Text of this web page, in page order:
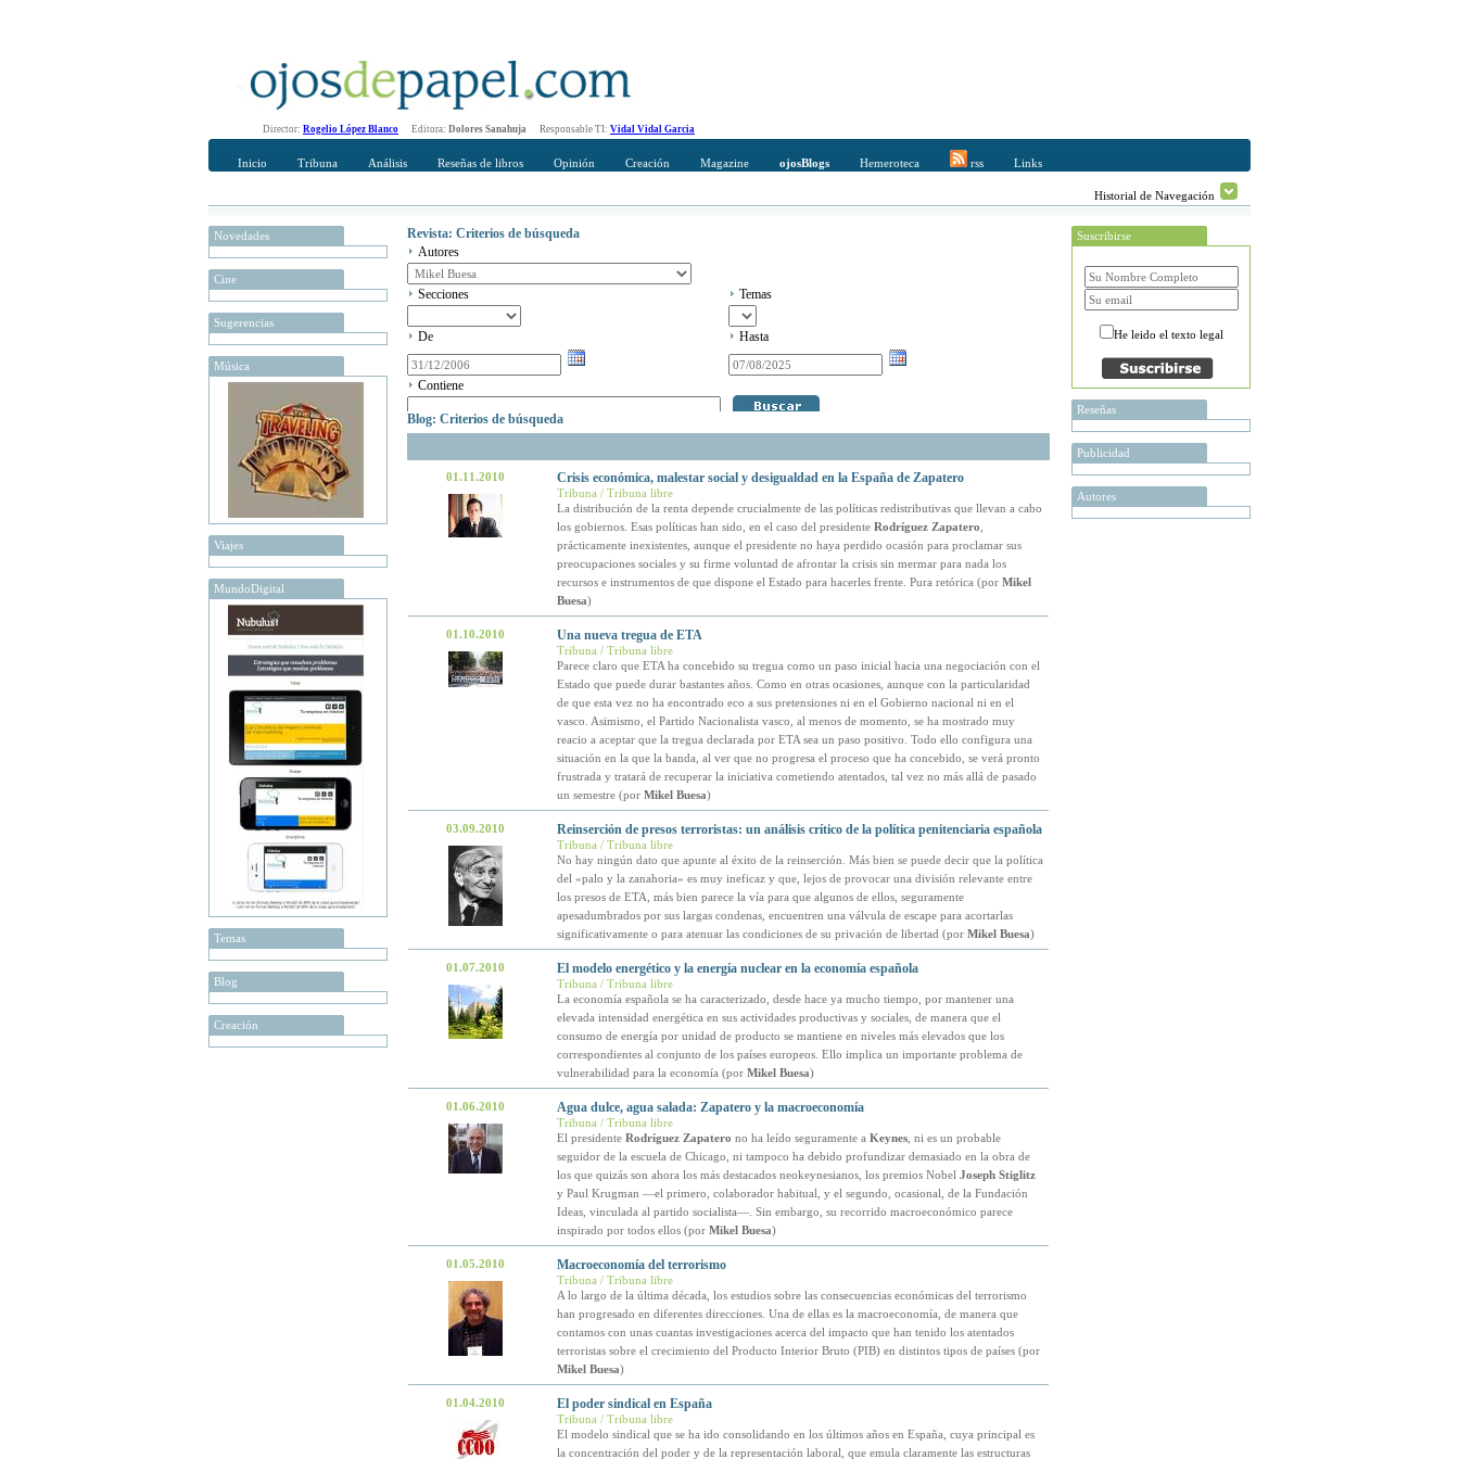
Director: Rogelio López Blanco Editora: Dolores Sanahuja Responsable TI: Vidal Vidal Garcia
Inicio Tribuna Análisis Reseñas de libros Opinión Creación Magazine ojosBlogs Hemeroteca rss Links
Historial de Navegación
Novedades
Cine
Sugerencias
Música
Viajes
MundoDigital
Temas
Blog
Creación
Revista: Criterios de búsqueda
Autores
Secciones Temas
De Hasta
Contiene
Blog: Criterios de búsqueda
01.11.2010 Crisis económica, malestar social y desigualdad en la España de Zapatero
Tribuna / Tribuna libre
La distribución de la renta depende crucialmente de las políticas redistributivas que llevan a cabo
los gobiernos. Esas políticas han sido, en el caso del presidente Rodríguez Zapatero
prácticamente inexistentes, aunque el presidente no haya perdido ocasión para proclamar sus
preocupaciones sociales y su firme voluntad de afrontar la crisis sin mermar para nada los
recursos e instrumentos de que dispone el Estado para hacerles frente. Pura retórica (por Mikel
Buesa)
01.10.2010 Una nueva tregua de ETA
Tribuna / Tribuna libre
Parece claro que ETA ha concebido su tregua como un paso inicial hacia una negociación con el
Estado que puede durar bastantes años. Como en otras ocasiones, aunque con la particularidad
de que esta vez no ha encontrado eco a sus pretensiones ni en el Gobierno nacional ni en el
vasco. Asimismo, el Partido Nacionalista vasco, al menos de momento, se ha mostrado muy
reacio a aceptar que la tregua declarada por ETA sea un paso positivo. Todo ello configura una
situación en la que la banda, al ver que no progresa el proceso que ha concebido, se verá pronto
frustrada y tratará de recuperar la iniciativa cometiendo atentados, tal vez no más allá de pasado
un semestre (por Mikel Buesa)
03.09.2010 Reinserción de presos terroristas: un análisis crítico de la política penitenciaria española
Tribuna / Tribuna libre
No hay ningún dato que apunte al éxito de la reinserción. Más bien se puede decir que la política
del «palo y la zanahoria» es muy ineficaz y que, lejos de provocar una división relevante entre
los presos de ETA, más bien parece la vía para que algunos de ellos, seguramente
apesadumbrados por sus largas condenas, encuentren una válvula de escape para acortarlas
significativamente o para atenuar las condiciones de su privación de libertad (por Mikel Buesa)
01.07.2010 El modelo energético y la energía nuclear en la economía española
Tribuna / Tribuna libre
La economía española se ha caracterizado, desde hace ya mucho tiempo, por mantener una
elevada intensidad energética en sus actividades productivas y sociales, de manera que el
consumo de energía por unidad de producto se mantiene en niveles más elevados que los
correspondientes al conjunto de los países europeos. Ello implica un importante problema de
vulnerabilidad para la economía (por Mikel Buesa)
01.06.2010 Agua dulce, agua salada: Zapatero y la macroeconomía
Tribuna / Tribuna libre
El presidente Rodríguez Zapatero no ha leído seguramente a Keynes, ni es un probable
seguidor de la escuela de Chicago, ni tampoco ha debido profundizar demasiado en la obra de
los que quizás son ahora los más destacados neokeynesianos, los premios Nobel Joseph Stiglitz
y Paul Krugman —el primero, colaborador habitual, y el segundo, ocasional, de la Fundación
Ideas, vinculada al partido socialista—. Sin embargo, su recorrido macroeconómico parece
inspirado por todos ellos (por Mikel Buesa)
01.05.2010 Macroeconomía del terrorismo
Tribuna / Tribuna libre
A lo largo de la última década, los estudios sobre las consecuencias económicas del terrorismo
han progresado en diferentes direcciones. Una de ellas es la macroeconomía, de manera que
contamos con unas cuantas investigaciones acerca del impacto que han tenido los atentados
terroristas sobre el crecimiento del Producto Interior Bruto (PIB) en distintos tipos de países (por
Mikel Buesa)
01.04.2010 El poder sindical en España
Tribuna / Tribuna libre
El modelo sindical que se ha ido consolidando en los últimos años en España, cuya principal es
la concentración del poder y de la representación laboral, que emula claramente las estructuras
Suscribirse
He leido el texto legal
Reseñas
Publicidad
Autores